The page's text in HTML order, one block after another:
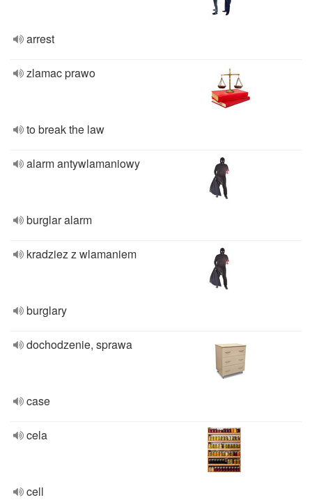
arrest
zlamac prawo
to break the law
alarm antywlamaniowy
burglar alarm
kradziez z wlamaniem
burglary
dochodzenie, sprawa
case
cela
cell